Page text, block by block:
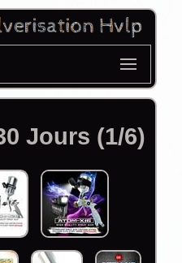
Jours (1/6)